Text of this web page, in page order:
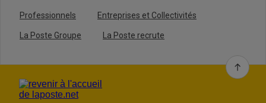
Professionnels Entreprises et Collectivités
La Poste Groupe La Poste recrute